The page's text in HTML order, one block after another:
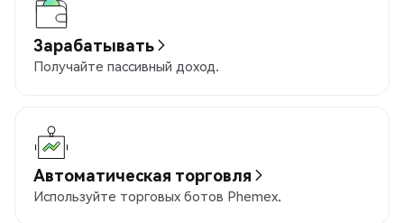
Зарабатывать
Получайте пассивный доход.
Автоматическая торговля
Используйте торговых ботов Phemex.